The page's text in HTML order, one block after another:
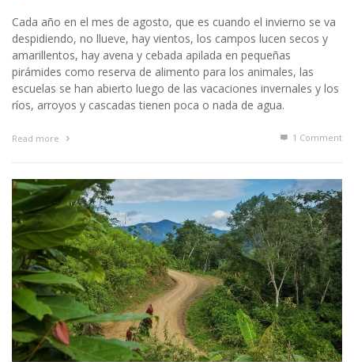
Cada año en el mes de agosto, que es cuando el invierno se va
despidiendo, no llueve, hay vientos, los campos lucen secos y
amarillentos, hay avena y cebada apilada en pequeñas
pirámides como reserva de alimento para los animales, las
escuelas se han abierto luego de las vacaciones invernales y los
ríos, arroyos y cascadas tienen poca o nada de agua.
Read more 1 Comment